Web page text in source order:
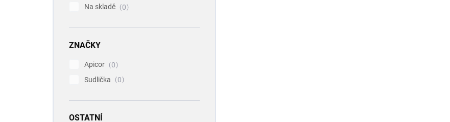
Na skladě 0
ZNAČKY
Apicor
0
Sudlička
0
OSTATNÍ